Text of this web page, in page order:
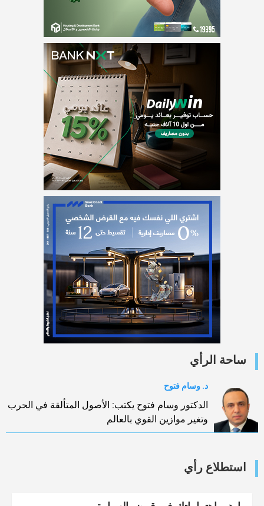
ساحة الرأي
د. وسام فتوح
الدكتور وسام فتوح يكتب: الأصول المتألقة في الحرب
وتغير موازين القوي بالعالم
استطلاع رأي